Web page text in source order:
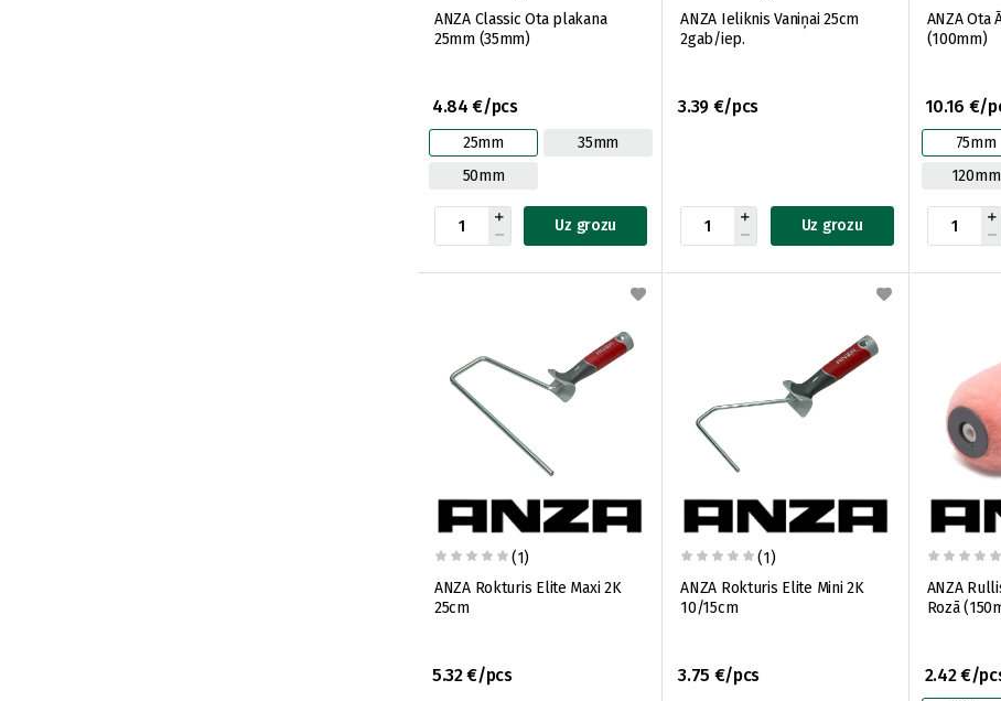
ANZA Classic Ota plakana
25mm (35mm)
4.84 €/pcs
25mm
35mm
50mm
Uz grozu
ANZA Ieliknis Vaniņai 25cm
2gab/iep.
3.39 €/pcs
Uz grozu
ANZA Ota
(100mm)
10.16 €/
75mm
120mm
(1)
ANZA Rokturis Elite Maxi 2K
25cm
5.32 €/pcs
(1)
ANZA Rokturis Elite Mini 2K
10/15cm
3.75 €/pcs
ANZA
Rozā
2.42 €/